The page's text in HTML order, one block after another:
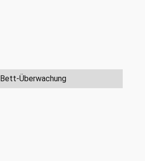
Bett-Überwachung